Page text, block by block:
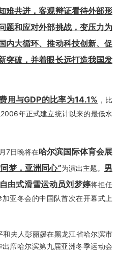
难共进，客观辩证看待外部形
题和应对外部挑战，变压力为
内大循环、推动科技创新、促
突破，并着眼长远打造我国发
用与GDP的比率为14.1% ，比
年正式建立统计以来的最低水
7日晚将在哈尔滨国际体育会展
梦，亚洲同心”为演出主题。 男
由式滑雪运动员刘梦婷将担任
亚冬会的中国队首次在开幕式上
夫人彭丽媛在黑龙江省哈尔滨市
席哈尔滨第九届亚洲冬季运动会